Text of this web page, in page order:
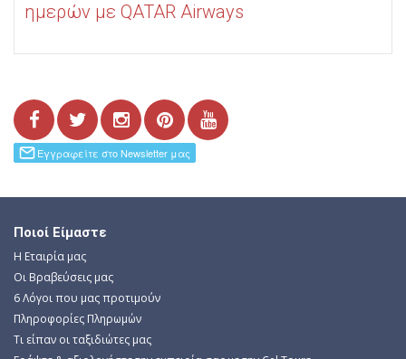
ημερών με QATAR Airways
Ποιοί Είμαστε
Η Εταιρία μας
Οι Βραβεύσεις μας
6 Λόγοι που μας προτιμούν
Πληροφορίες Πληρωμών
Τι είπαν οι ταξιδιώτες μας